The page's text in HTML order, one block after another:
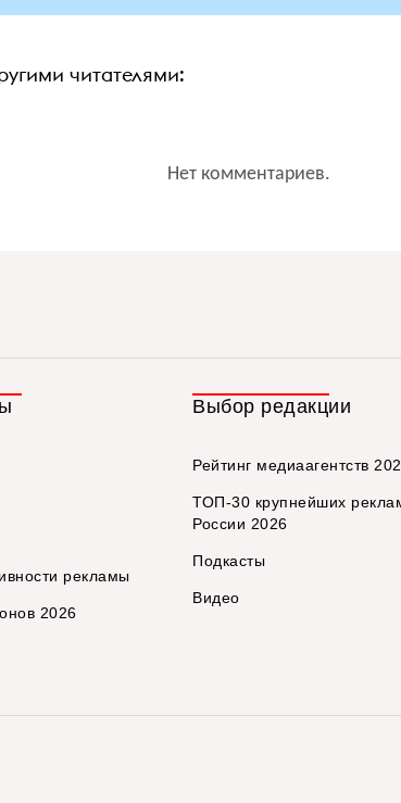
читателями:
Нет комментариев.
рекламы
2026
Выбор редакции
Рейтинг медиаагентств
ТОП-30 крупнейших
России 2026
Подкасты
Видео